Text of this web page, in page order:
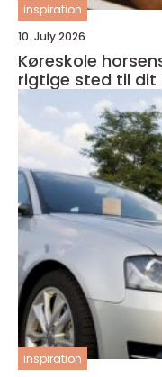
inspiration
10. July 2026
Køreskole
rigtige sted til dit
inspiration